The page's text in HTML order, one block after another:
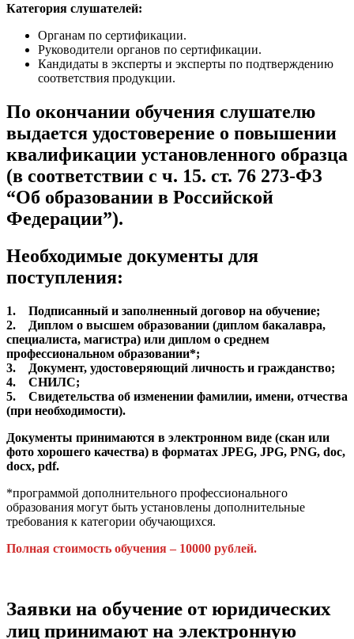
Категория слушателей:
Органам по сертификации.
Руководители органов по сертификации.
Кандидаты в эксперты и эксперты по подтверждению
соответствия продукции.
По окончании обучения слушателю
выдается удостоверение о повышении
квалификации установленного образца
(в соответствии с ч. 15. ст. 76 273-ФЗ
“Об образовании в Российской
Федерации”).
Необходимые документы для
поступления:
1. Подписанный и заполненный договор на обучение;
2. Диплом о высшем образовании (диплом бакалавра,
специалиста, магистра) или диплом о среднем
профессиональном образовании*;
3. Документ, удостоверяющий личность и гражданство;
4. СНИЛС;
5. Свидетельства об изменении фамилии, имени, отчества
(при необходимости).
Документы принимаются в электронном виде (скан или
фото хорошего качества) в форматах JPEG, JPG, PNG, doc,
docx, pdf.
*программой дополнительного профессионального
образования могут быть установлены дополнительные
требования к категории обучающихся.
Полная стоимость обучения – 10000 рублей.
Заявки на обучение от юридических
лиц принимают на электронную